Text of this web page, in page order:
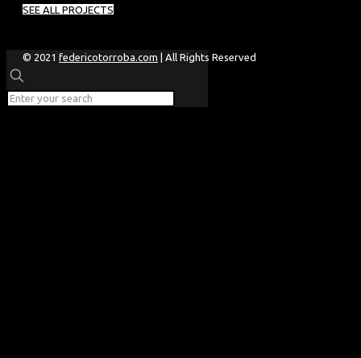
SEE ALL PROJECTS
© 2021 federicotorroba.com | All Rights Reserved